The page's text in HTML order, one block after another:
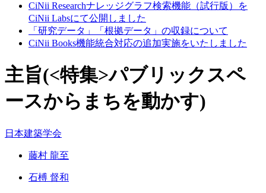
CiNii Researchナレッジグラフ検索機能（試行版）を
CiNii Labsにて公開しました
「研究データ」「根拠データ」の収録について
CiNii Books機能統合対応の追加実施をいたしました
主旨(<特集>パブリックスペ
ースからまちを動かす)
日本建築学会
藤村 龍至
石榑 督和